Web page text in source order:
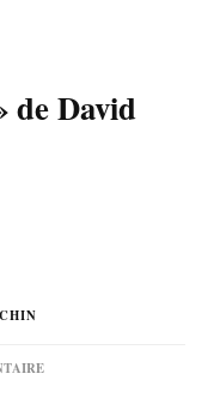
de David
SUR